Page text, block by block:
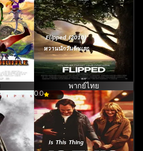
Flipped (2010)
หวานนักวันรักแรก
พากย์ไทย
0.0
Is This Thing